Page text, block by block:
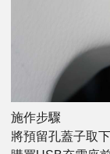
施作步驟
將預留孔蓋子取下